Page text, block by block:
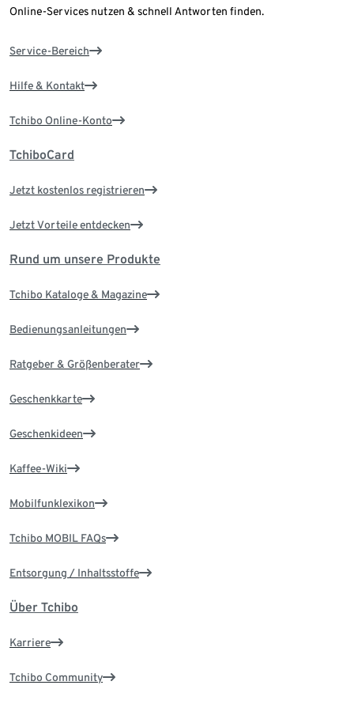
Online-Services nutzen & schnell Antworten finden.
Service-Bereich
Hilfe & Kontakt
Tchibo Online-Konto
TchiboCard
Jetzt kostenlos registrieren
Jetzt Vorteile entdecken
Rund um unsere Produkte
Tchibo Kataloge & Magazine
Bedienungsanleitungen
Ratgeber & Größenberater
Geschenkkarte
Geschenkideen
Kaffee-Wiki
Mobilfunklexikon
Tchibo MOBIL FAQs
Entsorgung / Inhaltsstoffe
Über Tchibo
Karriere
Tchibo Community